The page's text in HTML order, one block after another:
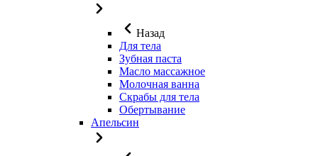
Назад
Для тела
Зубная паста
Масло массажное
Молочная ванна
Скрабы для тела
Обертывание
Апельсин